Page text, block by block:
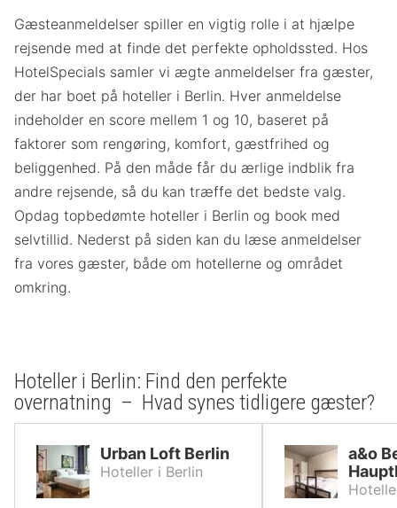
Gæsteanmeldelser spiller en vigtig rolle i at hjælpe
rejsende med at finde det perfekte opholdssted. Hos
HotelSpecials samler vi ægte anmeldelser fra gæster,
der har boet på hoteller i Berlin. Hver anmeldelse
indeholder en score mellem 1 og 10, baseret på
faktorer som rengøring, komfort, gæstfrihed og
beliggenhed. På den måde får du ærlige indblik fra
andre rejsende, så du kan træffe det bedste valg.
Opdag topbedømte hoteller i Berlin og book med
selvtillid. Nederst på siden kan du læse anmeldelser
fra vores gæster, både om hotellerne og området
omkring.
Hoteller i Berlin: Find den perfekte
overnatning – Hvad synes tidligere gæster?
Urban Loft Berlin
Hoteller i Berlin
a&o